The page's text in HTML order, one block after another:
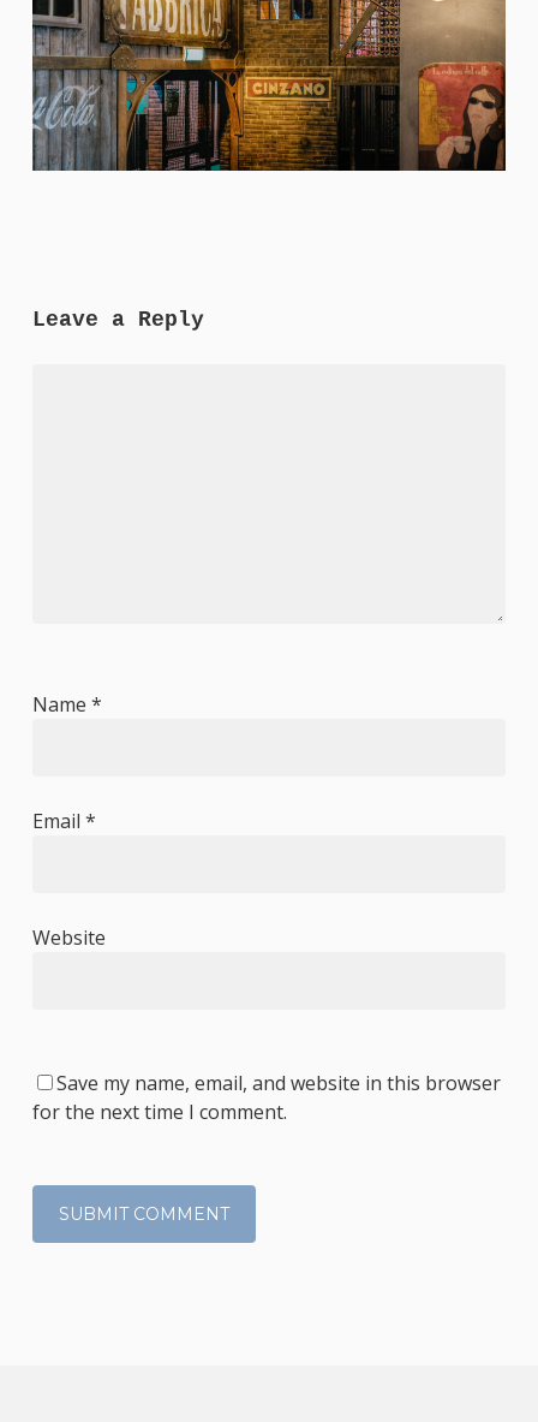
Leave a Reply
Name *
Email *
Website
Save my name, email, and website in this browser
for the next time I comment.